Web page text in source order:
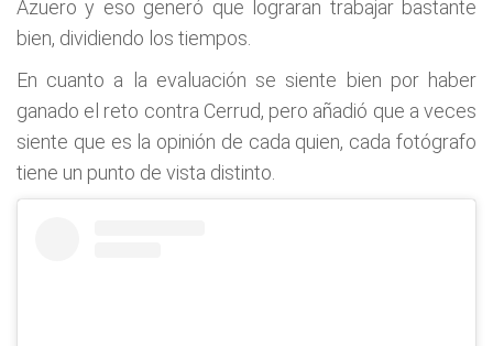
Azuero y eso generó que lograran trabajar bastante
bien, dividiendo los tiempos.
En cuanto a la evaluación se siente bien por haber
ganado el reto contra Cerrud, pero añadió que a veces
siente que es la opinión de cada quien, cada fotógrafo
tiene un punto de vista distinto.